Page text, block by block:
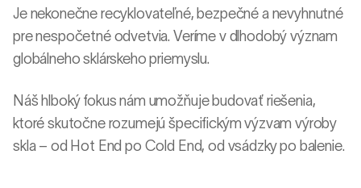
Je nekonečne recyklovateľné, bezpečné a nevyhnutné
pre nespočetné odvetvia. Veríme v dlhodobý význam
globálneho sklárskeho priemyslu.
Náš hlboký fokus nám umožňuje budovať riešenia,
ktoré skutočne rozumejú špecifickým výzvam výroby
skla – od Hot End po Cold End, od vsádzky po balenie.